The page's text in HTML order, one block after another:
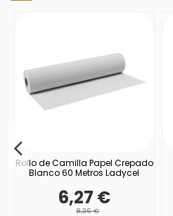
Rollo de Camilla Papel Crepado
Blanco 60 Metros Ladycel
6,27 €
8,36 €